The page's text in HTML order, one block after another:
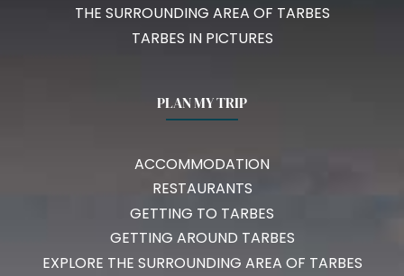
THE SURROUNDING AREA OF TARBES
TARBES IN PICTURES
PLAN MY TRIP
ACCOMMODATION
RESTAURANTS
GETTING TO TARBES
GETTING AROUND TARBES
EXPLORE THE SURROUNDING AREA OF TARBES